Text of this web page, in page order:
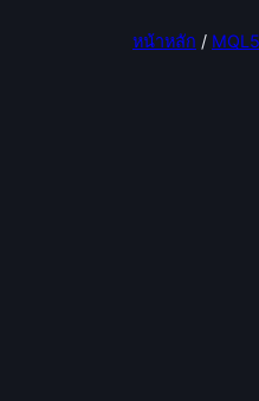
หน้าหลัก /